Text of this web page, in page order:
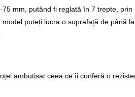
mm, putând fi reglată în 7 trepte,
puteți lucra o suprafață de până la
ambutisat ceea ce îi conferă o